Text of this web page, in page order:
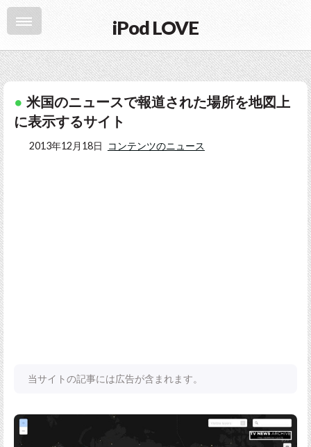
iPod LOVE
米国のニュースで報道された場所を地図上
に表示するサイト
2013年12月18日 コンテンツのニュース
当サイトの記事には広告が含まれます。